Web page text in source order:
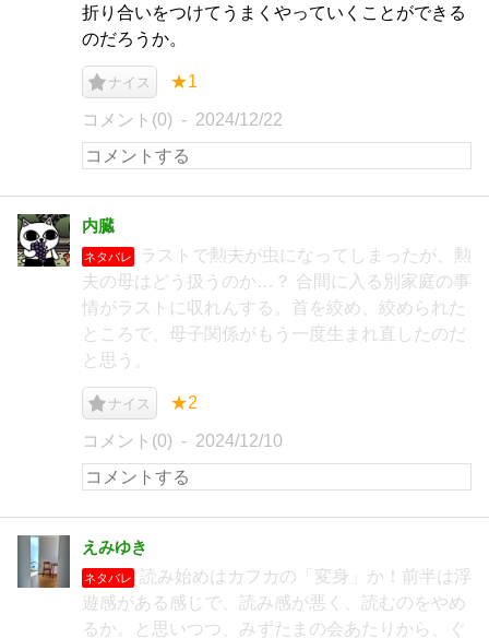
折り合いをつけてうまくやっていくことができる
のだろうか。
ナイス ★1
コメント(0) 2024/12/22
内臓
ネタバレ
ラストで勲夫が虫になってしまったが、勲
夫の母はどう扱うのか…？ 合間に入る別家庭の事
情がラストに収れんする。首を絞め、絞められた
ところで、母子関係がもう一度生まれ直したのだ
と思う。
ナイス ★2
コメント(0) 2024/12/10
えみゆき
ネタバレ
読み始めはカフカの「変身」か！前半は浮
遊感がある感じで、読み感が悪く、読むのをやめ
るか。と思いつつ、みずたまの会あたりから、ぐ